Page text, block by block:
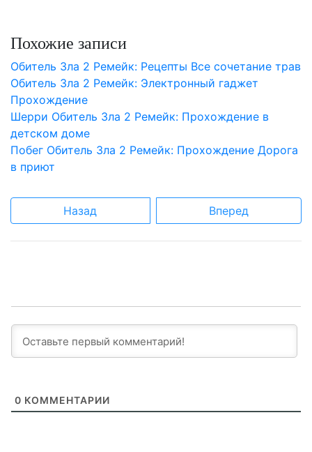
Похожие записи
Обитель Зла 2 Ремейк: Рецепты Все сочетание трав
Обитель Зла 2 Ремейк: Электронный гаджет
Прохождение
Шерри Обитель Зла 2 Ремейк: Прохождение в
детском доме
Побег Обитель Зла 2 Ремейк: Прохождение Дорога
в приют
Назад Вперед
0 КОММЕНТАРИИ